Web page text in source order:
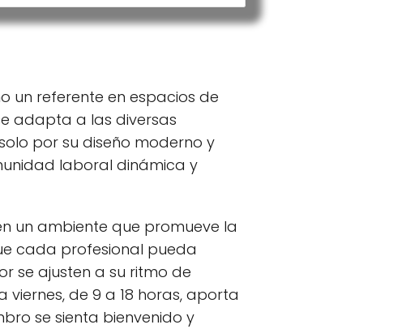
un referente en espacios de
adapta a las diversas
por su diseño moderno y
laboral dinámica y
un ambiente que promueve la
cada profesional pueda
se ajusten a su ritmo de
de 9 a 18 horas, aporta
se sienta bienvenido y